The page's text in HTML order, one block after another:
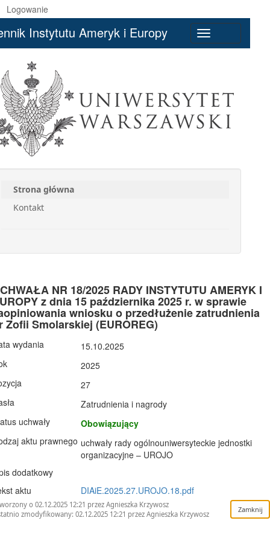
Logowanie
navigation
Instytutu Ameryk i Europy
Strona główna
Kontakt
NR 18/2025 RADY INSTYTUTU AMERYK I
z dnia 15 października 2025 r. w sprawie
wniosku o przedłużenie zatrudnienia
Zofii Smolarskiej (EUROREG)
wydania
15.10.2025
2025
27
Zatrudnienia i nagrody
uchwały
Obowiązujący
aktu prawnego uchwały rady ogólnouniwersyteckie jednostki
organizacyjne – UROJO
dodatkowy
aktu
DIAiE.2025.27.UROJO.18.pdf
o 02.12.2025 12:21 przez Agnieszka Krzywosz
zmodyfikowany: 02.12.2025 12:21 przez Agnieszka Krzywosz